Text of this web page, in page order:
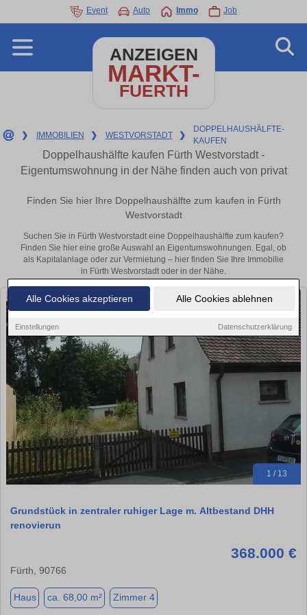
Alle Cookies akzeptieren Alle Cookies ablehnen
Einstellungen Datenschutzerklärung
Event Auto Immo Job
ANZEIGEN
MARKT-
FUERTH
❯ IMMOBILIEN ❯ WESTVORSTADT ❯
DOPPELHAUSHÄLFTE-
KAUFEN
Doppelhaushälfte kaufen Fürth Westvorstadt -
Eigentumswohnung in der Nähe finden auch von privat
Finden Sie hier Ihre Doppelhaushälfte zum kaufen in Fürth
Westvorstadt
Suchen Sie in Fürth Westvorstadt eine Doppelhaushälfte zum kaufen?
Finden Sie hier eine große Auswahl an Eigentumswohnungen. Egal, ob
als Kapitalanlage oder zur Vermietung – hier finden Sie Ihre Immobilie
in Fürth Westvorstadt oder in der Nähe.
1 / 13
Grundstück in zentraler ruhiger Lage m. Altbestand DHH
renovierun
368.000 €
Fürth, 90766
Haus ca. 68,00 m² Zimmer 4